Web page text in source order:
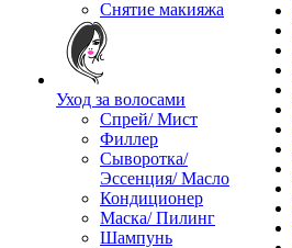
Снятие макияжа
Уход за волосами
Спрей/ Мист
Филлер
Сыворотка/
Эссенция/ Масло
Кондиционер
Маска/ Пилинг
Шампунь